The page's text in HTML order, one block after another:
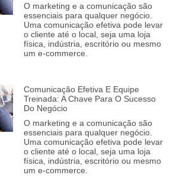
O marketing e a comunicação são
essenciais para qualquer negócio.
Uma comunicação efetiva pode levar
o cliente até o local, seja uma loja
física, indústria, escritório ou mesmo
um e-commerce.
Comunicação Efetiva E Equipe
Treinada: A Chave Para O Sucesso
Do Negócio
O marketing e a comunicação são
essenciais para qualquer negócio.
Uma comunicação efetiva pode levar
o cliente até o local, seja uma loja
física, indústria, escritório ou mesmo
um e-commerce.